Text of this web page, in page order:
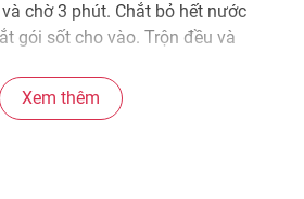
chờ 3 phút. Chắt bỏ hết nước
gói sốt cho vào. Trộn đều và
Xem thêm